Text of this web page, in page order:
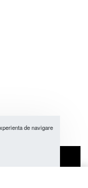
de navigare